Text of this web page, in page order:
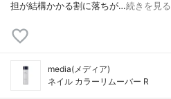
担が結構かかる割に落ちが…続きを見る
media(メディア)
ネイル カラーリムーバー R